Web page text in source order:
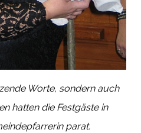
Worte, sondern auch
hatten die Festgäste in
parat.